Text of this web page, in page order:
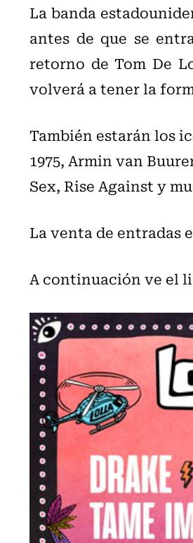
La banda
antes de que se
retorno de Tom De
volverá a tener la
También estarán los
1975, Armin van
Sex, Rise Against y
La venta de entradas
A continuación ve el